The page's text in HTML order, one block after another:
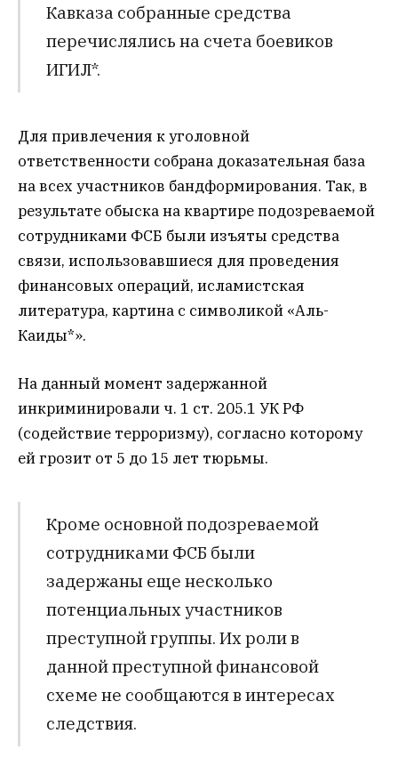
Кавказа собранные средства
перечислялись на счета боевиков
ИГИЛ*.
Для привлечения к уголовной
ответственности собрана доказательная база
на всех участников бандформирования. Так, в
результате обыска на квартире подозреваемой
сотрудниками ФСБ были изъяты средства
связи, использовавшиеся для проведения
финансовых операций, исламистская
литература, картина с символикой «Аль-
Каиды*».
На данный момент задержанной
инкриминировали ч. 1 ст. 205.1 УК РФ
(содействие терроризму), согласно которому
ей грозит от 5 до 15 лет тюрьмы.
Кроме основной подозреваемой
сотрудниками ФСБ были
задержаны еще несколько
потенциальных участников
преступной группы. Их роли в
данной преступной финансовой
схеме не сообщаются в интересах
следствия.